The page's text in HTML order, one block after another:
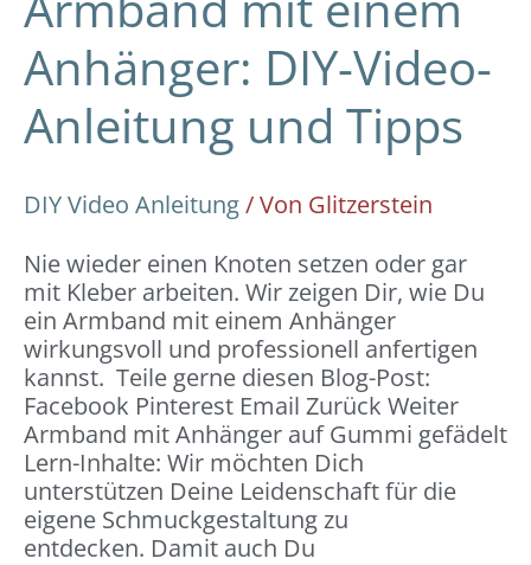
Anhänger: DIY-Video-
Anleitung und Tipps
DIY Video Anleitung/ Von Glitzerstein
Nie wieder einen Knoten setzen oder gar
mit Kleber arbeiten. Wir zeigen Dir, wie Du
ein Armband mit einem Anhänger
wirkungsvoll und professionell anfertigen
kannst. Teile gerne diesen Blog-Post:
Facebook Pinterest Email Zurück Weiter
Armband mit Anhänger auf Gummi gefädelt
Lern-Inhalte: Wir möchten Dich
unterstützen Deine Leidenschaft für die
eigene Schmuckgestaltung zu
entdecken. Damit auch Du